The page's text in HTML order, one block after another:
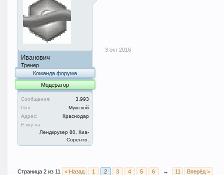
Иванович
Тренер
Команда форума
Модератор
Сообщения:
3.993
Пол:
Мужской
Адрес:
Краснодар
Езжу на:
Лендкрузер 80, Киа-
Соренто.
3 окт 2016
Страница 2 из 11 < Назад 1 2 3 4 5 6 → 11 Вперёд >